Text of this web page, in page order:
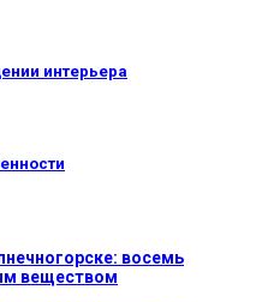
интерьера
восемь
веществом